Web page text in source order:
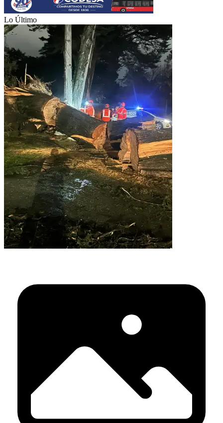
Lo Último